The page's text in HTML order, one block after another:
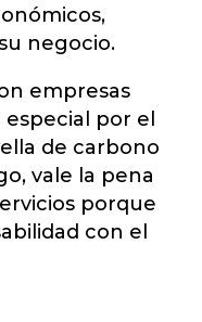
negocio.
empresas
por el
de carbono
vale la pena
porque
con el